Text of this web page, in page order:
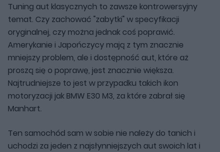
Tuning aut klasycznych to zawsze kontrowersyjny
temat. Czy zachować "zabytki" w specyfikacji
oryginalnej, czy można jednak coś poprawić.
Amerykanie i Japończycy mają z tym znacznie
mniejszy problem, ale i dostępność aut, które aż
proszą się o poprawę, jest znacznie większa.
Najtrudniejsze to jest w przypadku takich ikon
motoryzacji jak BMW E30 M3, za które zabrał się
Manhart.
Ten samochód sam w sobie nie należy do tanich i
uchodzi za jeden z najsłynniejszych aut swoich lat i